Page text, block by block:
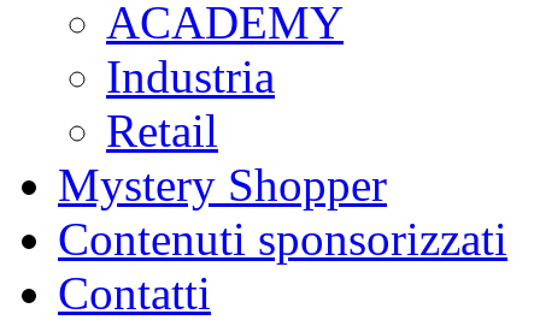
ACADEMY
Industria
Retail
Mystery Shopper
Contenuti sponsorizzati
Contatti